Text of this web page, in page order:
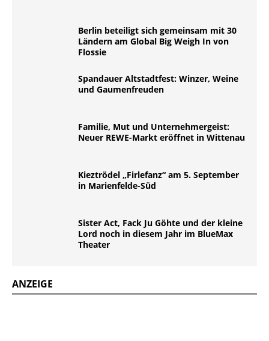
Berlin beteiligt sich gemeinsam mit 30
Ländern am Global Big Weigh In von
Flossie
Spandauer Altstadtfest: Winzer, Weine
und Gaumenfreuden
Familie, Mut und Unternehmergeist:
Neuer REWE-Markt eröffnet in Wittenau
Kieztrödel „Firlefanz“ am 5. September
in Marienfelde-Süd
Sister Act, Fack Ju Göhte und der kleine
Lord noch in diesem Jahr im BlueMax
Theater
ANZEIGE